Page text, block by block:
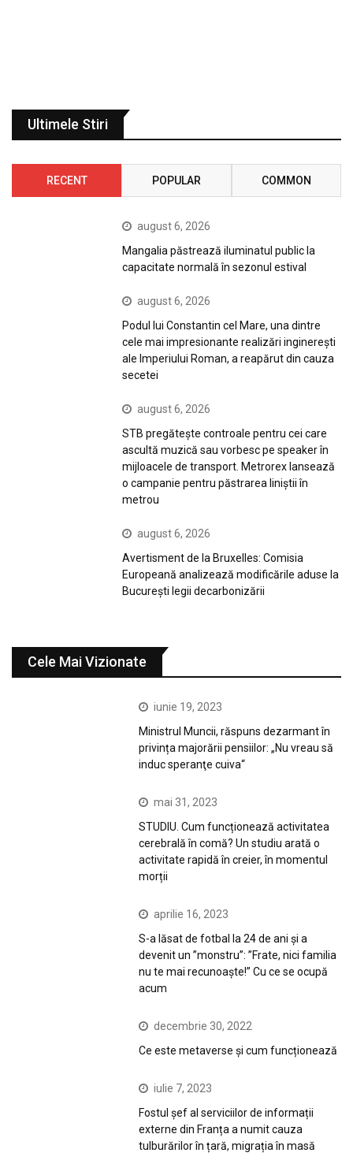
Ultimele Stiri
RECENT POPULAR COMMON
august 6, 2026
Mangalia păstrează iluminatul public la
capacitate normală în sezonul estival
august 6, 2026
Podul lui Constantin cel Mare, una dintre
cele mai impresionante realizări inginerești
ale Imperiului Roman, a reapărut din cauza
secetei
august 6, 2026
STB pregătește controale pentru cei care
ascultă muzică sau vorbesc pe speaker în
mijloacele de transport. Metrorex lansează
o campanie pentru păstrarea liniștii în
metrou
august 6, 2026
Avertisment de la Bruxelles: Comisia
Europeană analizează modificările aduse la
București legii decarbonizării
Cele Mai Vizionate
iunie 19, 2023
Ministrul Muncii, răspuns dezarmant în
privința majorării pensiilor: „Nu vreau să
induc speranţe cuiva“
mai 31, 2023
STUDIU. Cum funcționează activitatea
cerebrală în comă? Un studiu arată o
activitate rapidă în creier, în momentul
morții
aprilie 16, 2023
S-a lăsat de fotbal la 24 de ani și a
devenit un ”monstru”: ”Frate, nici familia
nu te mai recunoaște!” Cu ce se ocupă
acum
decembrie 30, 2022
Ce este metaverse și cum funcționează
iulie 7, 2023
Fostul șef al serviciilor de informații
externe din Franța a numit cauza
tulburărilor în țară, migrația în masă